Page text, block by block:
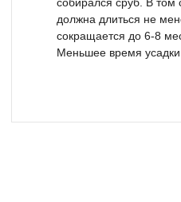
собирался сруб. В том
должна длиться не
сокращается до 6-8
Меньшее время